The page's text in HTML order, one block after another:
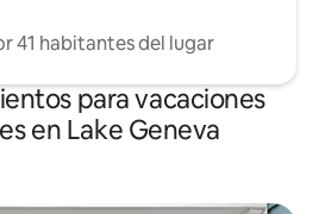
41 habitantes del lugar
para vacaciones
en Lake Geneva